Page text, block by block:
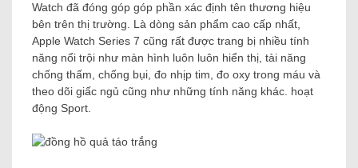
Watch đã đóng góp góp phần xác định tên thương hiệu
bên trên thị trường. Là dòng sản phẩm cao cấp nhất,
Apple Watch Series 7 cũng rất được trang bị nhiều tính
năng nổi trội như màn hình luôn luôn hiển thị, tài năng
chống thấm, chống bụi, đo nhịp tim, đo oxy trong máu và
theo dõi giấc ngủ cũng như những tính năng khác. hoạt
động Sport.